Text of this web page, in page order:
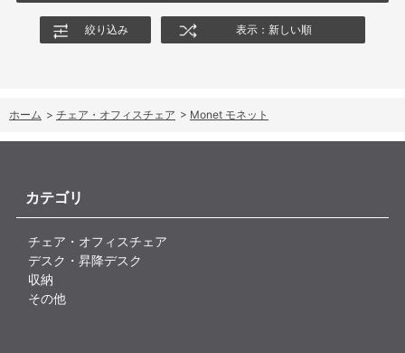
絞り込み 表示：新しい順
ホーム > チェア・オフィスチェア > Monet モネット
カテゴリ
チェア・オフィスチェア
デスク・昇降デスク
収納
その他